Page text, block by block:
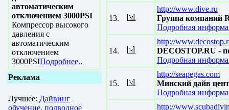
автоматическим
отключением 3000PSI
Компрессор высокого
давления с
автоматическим
отключением
3000PSIПодробнее..
Реклама
Лучшее: Дайвинг
обучение, подводное
13.
http://www.dive.ru
Группа компаний
Подробная
14.
http://
DECOSTOP.RU -
Подробная
15.
http://seapegas.com
Минский дайв
Подробная
http://